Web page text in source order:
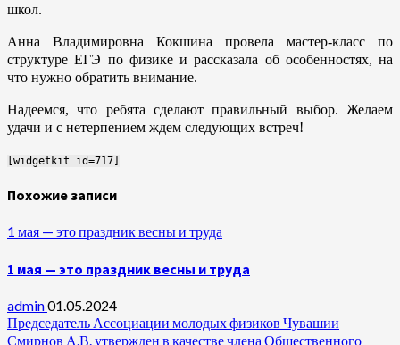
школ.
Анна Владимировна Кокшина провела мастер-класс по
структуре ЕГЭ по физике и рассказала об особенностях, на
что нужно обратить внимание.
Надеемся, что ребята сделают правильный выбор. Желаем
удачи и с нетерпением ждем следующих встреч!
[widgetkit id=717]
Похожие записи
1 мая — это праздник весны и труда
1 мая — это праздник весны и труда
admin01.05.2024
Председатель Ассоциации молодых физиков Чувашии
Смирнов А.В. утвержден в качестве члена Общественного